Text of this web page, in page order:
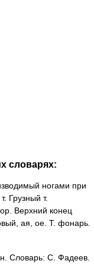
словарях:
ногами при
Грузный т.
Верхний конец
ая, ое. Т. фонарь.
Словарь: С. Фадеев.